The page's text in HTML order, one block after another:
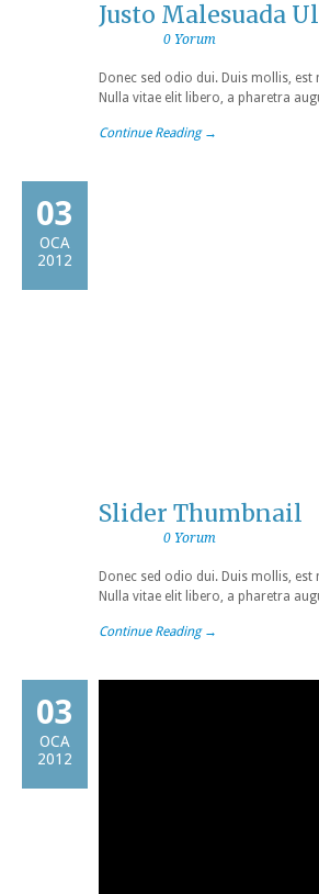
Justo Malesuada
0 Yorum
Donec sed odio dui. Duis mollis,
Nulla vitae elit libero, a pharetra
Continue Reading →
03
OCA
2012
Slider Thumbnail
0 Yorum
Donec sed odio dui. Duis mollis,
Nulla vitae elit libero, a pharetra
Continue Reading →
03
OCA
2012